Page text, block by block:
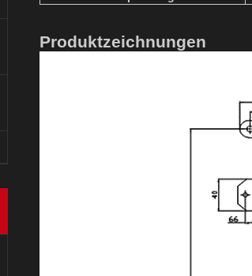
Produktzeichnungen